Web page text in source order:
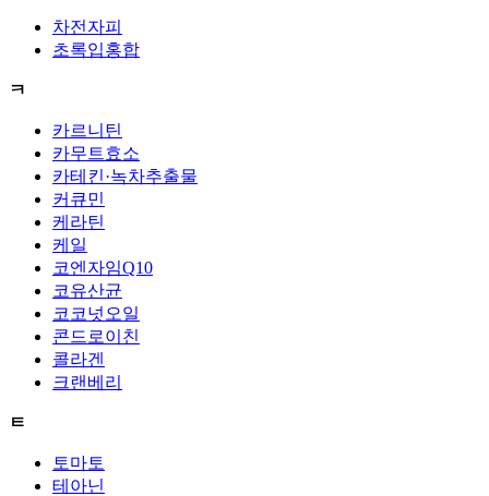
차전자피
초록입홍합
ㅋ
카르니틴
카무트효소
카테킨·녹차추출물
커큐민
케라틴
케일
코엔자임Q10
코유산균
코코넛오일
콘드로이친
콜라겐
크랜베리
ㅌ
토마토
테아닌